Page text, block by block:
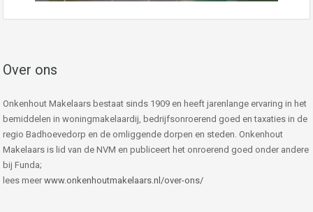
Over ons
Onkenhout Makelaars bestaat sinds 1909 en heeft jarenlange ervaring in het
bemiddelen in woningmakelaardij, bedrijfsonroerend goed en taxaties in de
regio Badhoevedorp en de omliggende dorpen en steden. Onkenhout
Makelaars is lid van de NVM en publiceert het onroerend goed onder andere
bij Funda;
lees meer www.onkenhoutmakelaars.nl/over-ons/